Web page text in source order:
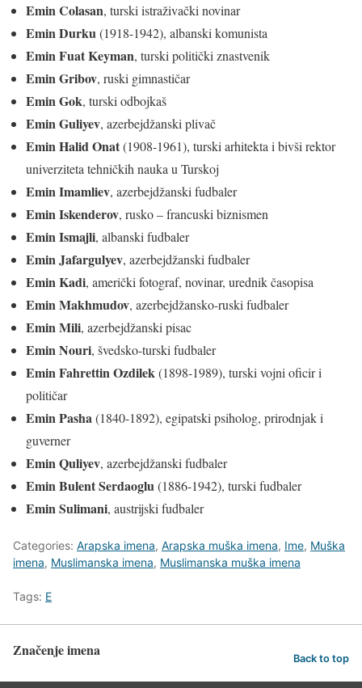
Emin Colasan, turski istraživački novinar
Emin Durku(1918-1942), albanski komunista
Emin Fuat Keyman, turski politički znastvenik
Emin Gribov, ruski gimnastičar
Emin Gok, turski odbojkaš
Emin Guliyev, azerbejdžanski plivač
Emin Halid Onat(1908-1961), turski arhitekta i bivši rektor
univerziteta tehničkih nauka u Turskoj
Emin Imamliev, azerbejdžanski fudbaler
Emin Iskenderov, rusko – francuski biznismen
Emin Ismajli, albanski fudbaler
Emin Jafargulyev, azerbejdžanski fudbaler
Emin Kadi, američki fotograf, novinar, urednik časopisa
Emin Makhmudov, azerbejdžansko-ruski fudbaler
Emin Mili, azerbejdžanski pisac
Emin Nouri, švedsko-turski fudbaler
Emin Fahrettin Ozdilek(1898-1989), turski vojni oficir i
političar
Emin Pasha(1840-1892), egipatski psiholog, prirodnjak i
guverner
Emin Quliyev, azerbejdžanski fudbaler
Emin Bulent Serdaoglu(1886-1942), turski fudbaler
Emin Sulimani, austrijski fudbaler
Categories: Arapska imena, Arapska muška imena, Ime, Muška
imena, Muslimanska imena, Muslimanska muška imena
Tags: E
Značenje imena Back to top